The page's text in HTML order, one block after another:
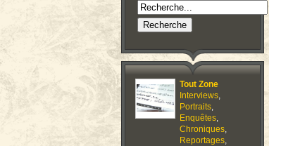
Tout Zone
Interviews,
Portraits,
Enquêtes,
Chroniques,
Reportages,